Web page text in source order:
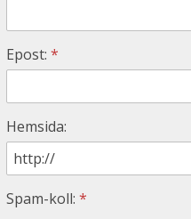
Epost: *
Hemsida:
Spam-koll: *